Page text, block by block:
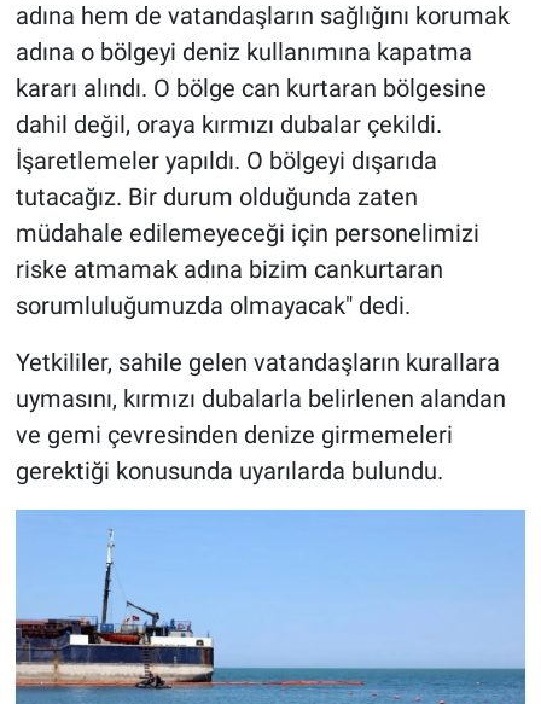
adına hem de vatandaşların sağlığını korumak
adına o bölgeyi deniz kullanımına kapatma
kararı alındı. O bölge can kurtaran bölgesine
dahil değil, oraya kırmızı dubalar çekildi.
İşaretlemeler yapıldı. O bölgeyi dışarıda
tutacağız. Bir durum olduğunda zaten
müdahale edilemeyeceği için personelimizi
riske atmamak adına bizim cankurtaran
sorumluluğumuzda olmayacak" dedi.
Yetkililer, sahile gelen vatandaşların kurallara
uymasını, kırmızı dubalarla belirlenen alandan
ve gemi çevresinden denize girmemeleri
gerektiği konusunda uyarılarda bulundu.